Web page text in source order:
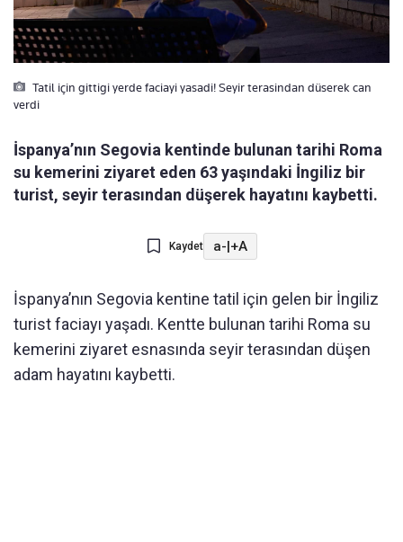
Tatil için gittigi yerde faciayi yasadi! Seyir terasindan düserek can
verdi
İspanya’nın Segovia kentinde bulunan tarihi Roma
su kemerini ziyaret eden 63 yaşındaki İngiliz bir
turist, seyir terasından düşerek hayatını kaybetti.
Kaydet a-|+A
İspanya’nın Segovia kentine tatil için gelen bir İngiliz
turist faciayı yaşadı. Kentte bulunan tarihi Roma su
kemerini ziyaret esnasında seyir terasından düşen
adam hayatını kaybetti.